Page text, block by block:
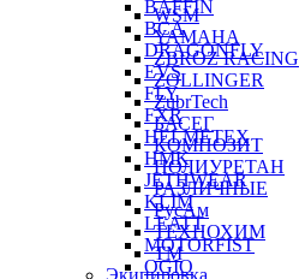
WSM
YAMAHA
ZBROZ RACING
ZOLLINGER
ZubrTech
БАСЕГ
КОМПОЗИТ
ПОЛИУРЕТАН
РАЗЛИЧНЫЕ
РусАм
ТЕХНОХИМ
ТМ
Экипировка
BAFFIN
BCA
DRAGONFLY
EVS
FLY
FXR
HELMETEX
HMK
JETHWEAR
KLIM
LEATT
MOTORFIST
OGIO